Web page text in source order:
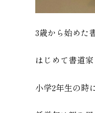
3歳から始めた
はじめて書道
小学2年生の時